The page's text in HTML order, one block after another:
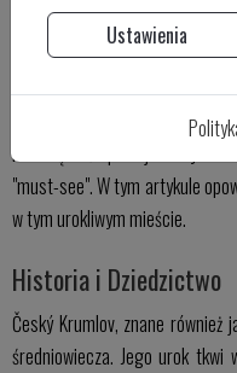
Czech
Český Krumlov to jedno z
Czech. Położone w
(Jihočeský kraj), to miejsce,
historią. Jeśli planujesz
"must-see". W tym artykule
w tym urokliwym mieście.
Historia i Dziedzictwo
Český Krumlov, znane
średniowiecza. Jego urok tkwi
Ustawienia